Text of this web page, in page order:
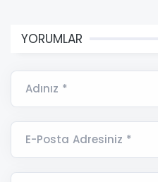
YORUMLAR
Adınız *
E-Posta Adresiniz *